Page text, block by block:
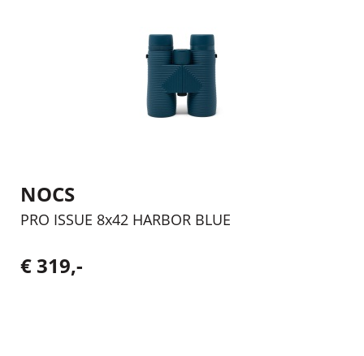
NOCS
PRO ISSUE 8x42 HARBOR BLUE
€ 319,-